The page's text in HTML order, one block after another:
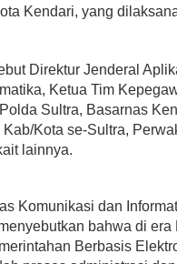
Kendari, yang
Direktur Jenderal
Ketua Tim
Sultra, Basarnas
Kota se-Sultra,
lainnya.
Komunikasi dan
bahwa di
Berbasis